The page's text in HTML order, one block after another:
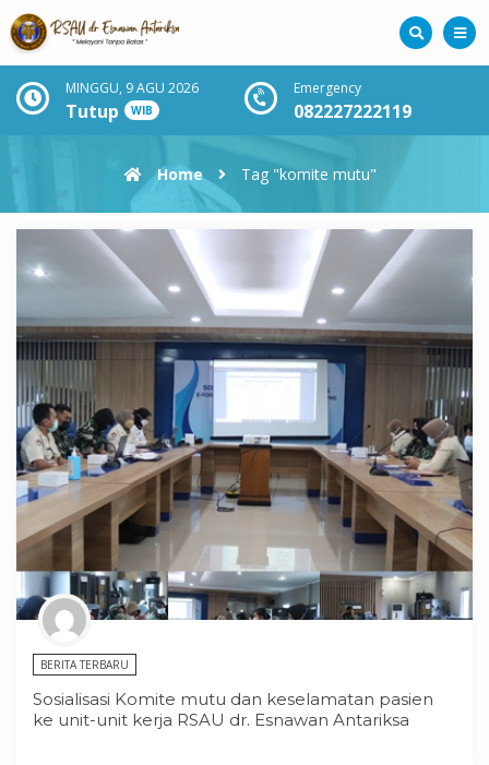
MINGGU, 9 AGU 2026
Tutup WIB
Emergency
082227222119
Home Tag "komite mutu"
BERITA TERBARU
Sosialisasi Komite mutu dan keselamatan pasien
ke unit-unit kerja RSAU dr. Esnawan Antariksa